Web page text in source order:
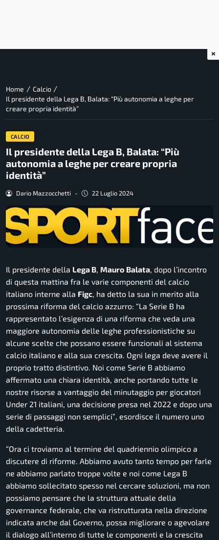
Home / Calcio /
Il presidente della Lega B, Balata: “Più autonomia a leghe per
creare propria identità”
CALCIO
Il presidente della Lega B, Balata: “Più
autonomia a leghe per creare propria
identità”
Dario Mazzocchetti - 22 Luglio 2024
Il presidente della Lega B Mauro Balata , dopo l’incontro
di questa mattina fra le varie componenti del calcio
italiano interne alla Figc , ha detto la sua in merito alla
prossima riforma del calcio azzurro: “La Serie B ha
rappresentato l’esigenza di una riforma che veda una
maggiore autonomia delle leghe professionistiche su
alcune scelte che possano essere funzionali al sistema
calcio italiano e alla sua crescita. Ogni lega deve avere il
proprio tratto distintivo. Noi come Serie B abbiamo
affermato una chiara identità, anche portando tutte le
nostre risorse a vantaggio del minutaggio per giocatori
Under 21 italiani, una decisione presa nel 2022 e dopo una
serie di passaggi non semplici” , esordisce il numero uno
della cadetteria.
“Ora ci troviamo al termine del quadriennio olimpico a
discutere di riforme. Abbiamo avuto tanto tempo per farle
ne abbiamo parlato troppe volte e noi come Lega B
abbiamo sollecitato spesso nel cercare soluzioni, ma non
possiamo pensare che la struttura attuale della
governance federale, che va ristrutturata nella direzione
indicata anche dal Governo, possa migliorare o agevolare
il dialogo all’interno di tutte le componenti e la crescita
×